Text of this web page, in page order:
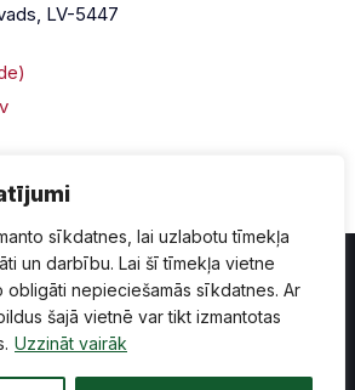
sīkdatnes, lai uzlabotu tīmekļa
un darbību. Lai šī tīmekļa vietne
obligāti nepieciešamās sīkdatnes. Ar
šajā vietnē var tikt izmantotas
Uzzināt vairāk
LV-5447
Piekļūstamība
Lapas karte